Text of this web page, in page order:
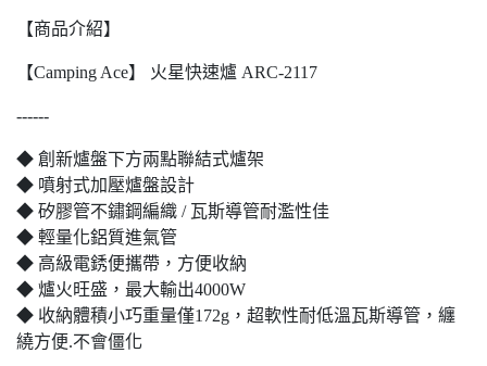
【商品介紹】
【Camping Ace】 火星快速爐 ARC-2117
------
◆ 創新爐盤下方兩點聯結式爐架
◆ 噴射式加壓爐盤設計
◆ 矽膠管不鏽鋼編織 / 瓦斯導管耐濫性佳
◆ 輕量化鋁質進氣管
◆ 高級電銹便攜帶，方便收納
◆ 爐火旺盛，最大輸出4000W
◆ 收納體積小巧重量僅172g，超軟性耐低溫瓦斯導管，纏
繞方便.不會僵化